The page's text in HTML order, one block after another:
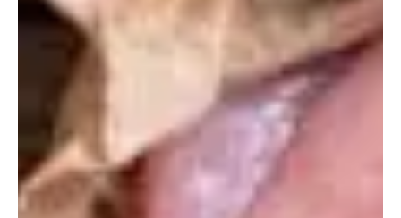
cena, con aproximadamente 5.54 gramos de proteína en
un huevo mediano y 6.3 en uno grande. Además, son ricos
Un estudio publicado en Nutrients destaca la importancia
de la proteína del huevo para la salud muscular y su
capacidad saciante, lo que puede reducir la ingesta calórica
y prevenir ciertas enfermedades.
Una opción sencilla para la cena es preparar una tortilla de
huevo con atún, una receta rápida y económica.
2. Pechuga de pollo